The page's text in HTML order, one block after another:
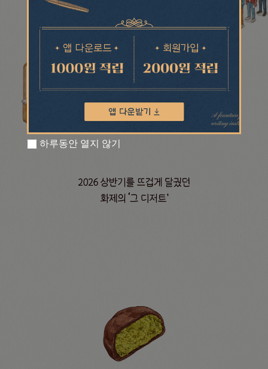
하루동안 열지 않기